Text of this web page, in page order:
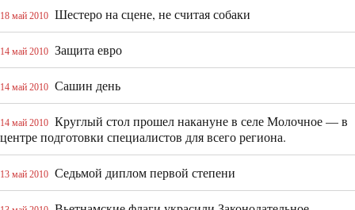
18 май 2010 Шестеро на сцене, не считая собаки
14 май 2010 Защита евро
14 май 2010 Сашин день
14 май 2010 Круглый стол прошел накануне в селе Молочное — в
центре подготовки специалистов для всего региона.
13 май 2010 Седьмой диплом первой степени